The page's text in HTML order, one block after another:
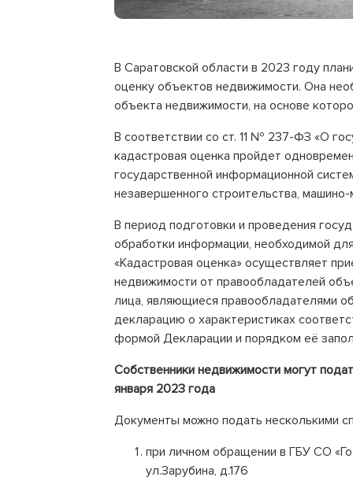
В Саратовской области в 2023 году
оценку объектов недвижимости. Она
объекта недвижимости, на основе
В соответствии со ст. 11 № 237-ФЗ «О
кадастровая оценка пройдет
государственной информационной
незавершенного строительства,
В период подготовки и проведения
обработки информации, необходимой
«Кадастровая оценка» осуществляет
недвижимости от правообладателей
лица, являющиеся правообладателями
декларацию о характеристиках
формой Декларации и порядком её
Собственники недвижимости могут
января 2023 года
Документы можно подать несколькими
при личном обращении в ГБУ СО
ул.Зарубина, д.176